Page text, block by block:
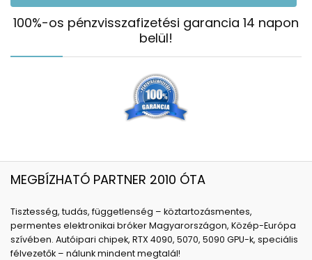
100%-os pénzvisszafizetési garancia 14 napon
belül!
MEGBÍZHATÓ PARTNER 2010 ÓTA
Tisztesség, tudás, függetlenség – köztartozásmentes,
permentes elektronikai bróker Magyarországon, Közép-Európa
szívében. Autóipari chipek, RTX 4090, 5070, 5090 GPU-k, speciális
félvezetők – nálunk mindent megtalál!